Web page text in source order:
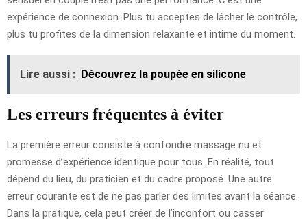
expérience de connexion. Plus tu acceptes de lâcher le contrôle,
plus tu profites de la dimension relaxante et intime du moment.
Lire aussi : Découvrez la poupée en silicone
Les erreurs fréquentes à éviter
La première erreur consiste à confondre massage nu et
promesse d’expérience identique pour tous. En réalité, tout
dépend du lieu, du praticien et du cadre proposé. Une autre
erreur courante est de ne pas parler des limites avant la séance.
Dans la pratique, cela peut créer de l’inconfort ou casser